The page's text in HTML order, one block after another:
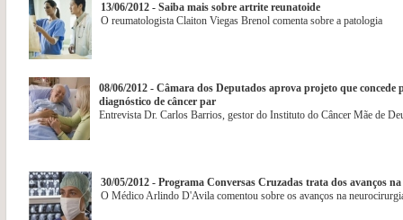
13/06/2012 - Saiba mais sobre artrite reunatoide
O reumatologista Claiton Viegas Brenol comenta sobre a patologia
08/06/2012 - Câmara dos Deputados aprova projeto que concede
diagnóstico de câncer par
Entrevista Dr. Carlos Barrios, gestor do Instituto do Câncer Mãe de
30/05/2012 - Programa Conversas Cruzadas trata dos avanços
O Médico Arlindo D'Avila comentou sobre os avanços na